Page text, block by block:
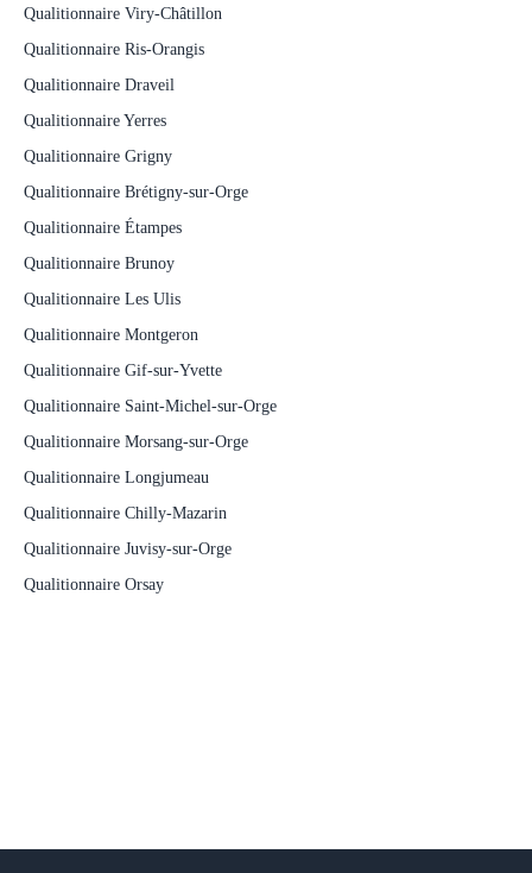
Qualitionnaire Viry-Châtillon
Qualitionnaire Ris-Orangis
Qualitionnaire Draveil
Qualitionnaire Yerres
Qualitionnaire Grigny
Qualitionnaire Brétigny-sur-Orge
Qualitionnaire Étampes
Qualitionnaire Brunoy
Qualitionnaire Les Ulis
Qualitionnaire Montgeron
Qualitionnaire Gif-sur-Yvette
Qualitionnaire Saint-Michel-sur-Orge
Qualitionnaire Morsang-sur-Orge
Qualitionnaire Longjumeau
Qualitionnaire Chilly-Mazarin
Qualitionnaire Juvisy-sur-Orge
Qualitionnaire Orsay